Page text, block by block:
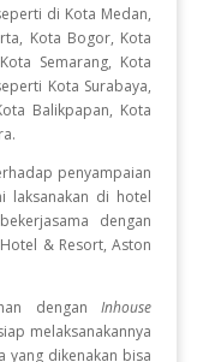
di Kota Medan,
Kota Bogor, Kota
Semarang, Kota
Kota Surabaya,
Balikpapan, Kota
penyampaian
laksanakan di hotel
dengan
& Resort, Aston
denganInhouse
melaksanakannya
yang dikenakan bisa